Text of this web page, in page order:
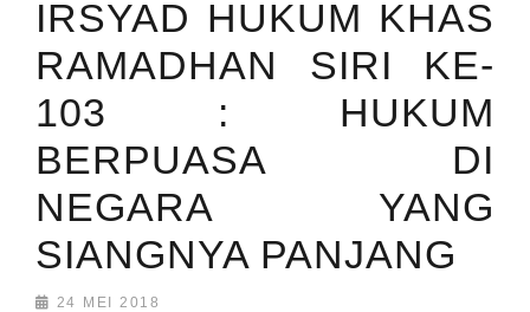
IRSYAD HUKUM KHAS
RAMADHAN SIRI KE-
103 : HUKUM
BERPUASA DI
NEGARA YANG
SIANGNYA PANJANG
24 MEI 2018